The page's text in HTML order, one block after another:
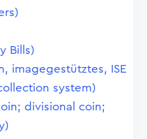
Bills)
imagegestütztes, ISE
system)
divisional coin;